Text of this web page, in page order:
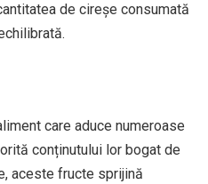
de cireșe consumată
care aduce numeroase
conținutului lor bogat de
aceste fructe sprijină